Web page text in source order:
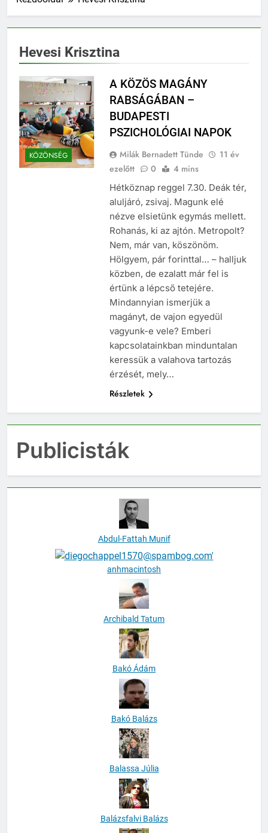
Hevesi Krisztina
KÖZÖNSÉG
A KÖZÖS MAGÁNY
RABSÁGÁBAN –
BUDAPESTI
PSZICHOLÓGIAI NAPOK
Milák Bernadett Tünde
11 év
ezelőtt
0 4 mins
Hétköznap reggel 7.30. Deák tér,
aluljáró, zsivaj. Magunk elé
nézve elsietünk egymás mellett.
Rohanás, ki az ajtón. Metropolt?
Nem, már van, köszönöm.
Hölgyem, pár forinttal… – halljuk
közben, de ezalatt már fel is
értünk a lépcső tetejére.
Mindannyian ismerjük a
magányt, de vajon egyedül
vagyunk-e vele? Emberi
kapcsolatainkban minduntalan
keressük a valahova tartozás
érzését, mely…
Részletek
Publicisták
Abdul-Fattah Munif
anhmacintosh
Archibald Tatum
Bakó Ádám
Bakó Balázs
Balassa Júlia
Balázsfalvi Balázs